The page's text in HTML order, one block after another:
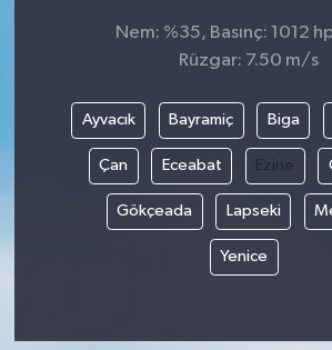
Nem: %35, Basınç: 1012
Rüzgar: 7.50 m/s
Ayvacık Bayramiç Biga
Çan Eceabat Ezine
Gökçeada Lapseki
Yenice